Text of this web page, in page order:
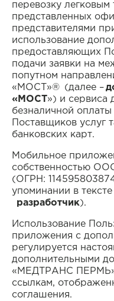
багажа
такси
Договор
оказания
услуг
перевозку
представленных
представителями
использование
предоставляющих
подачи заявки на
попутном
«МОСТ»® (далее –
«МОСТ») и сервиса
безналичной
Поставщиков услуг
банковских карт.
Мобильное
собственностью
(ОГРН:
упоминании в
разработчик).
Использование
приложения с
регулируется
дополнительными
«МЕДТРАНС
ссылкам,
соглашения.